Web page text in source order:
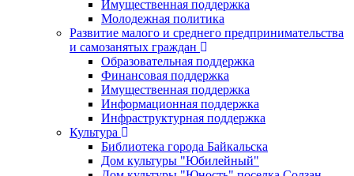
Имущественная поддержка
Молодежная политика
Развитие малого и среднего предпринимательства
и самозанятых граждан
Образовательная поддержка
Финансовая поддержка
Имущественная поддержка
Информационная поддержка
Инфраструктурная поддержка
Культура
Библиотека города Байкальска
Дом культуры "Юбилейный"